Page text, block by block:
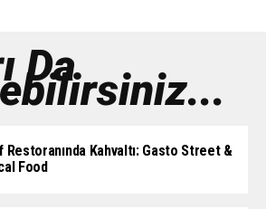
Da
Restoranında Kahvaltı: Gasto Street &
Food